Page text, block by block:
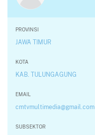
PROVINSI
JAWA TIMUR
KOTA
KAB. TULUNGAGUNG
EMAIL
cmtvmultimedia@gmail.com
SUBSEKTOR